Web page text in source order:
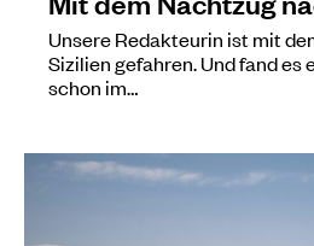
Unsere Redakteurin ist mit
Sizilien gefahren. Und fand es
schon im…